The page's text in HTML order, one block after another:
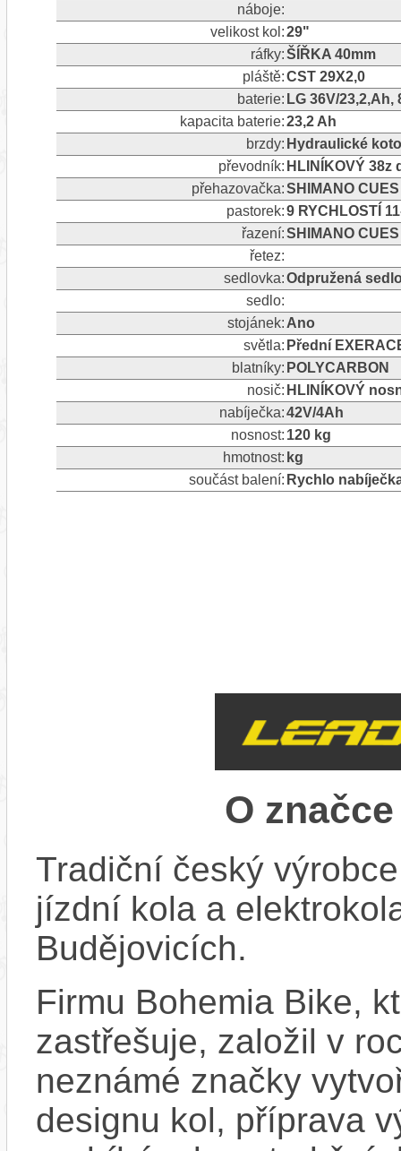
náboje:
velikost kol:29"
ráfky:ŠÍŘKA 40mm
pláště:CST 29X2,0
baterie: LG 36V/23,2,Ah,
kapacita baterie:23,2 Ah
brzdy: Hydraulické
převodník: HLINÍKOVÝ 38z
přehazovačka:SHIMANO
pastorek:9 RYCHLOSTÍ
řazení:SHIMANO
řetez:
sedlovka:Odpružená
sedlo:
stojánek: Ano
světla: Přední
blatníky: POLYCARBON
nosič: HLINÍKOVÝ
nabíječka:42V/4Ah
nosnost: 120 kg
hmotnost: kg
součást balení: Rychlo
O
Tradiční český
jízdní kola a
Budějovicích.
Firmu Bohemia Bike,
zastřešuje, založil v
neznámé značky
designu kol, příprava